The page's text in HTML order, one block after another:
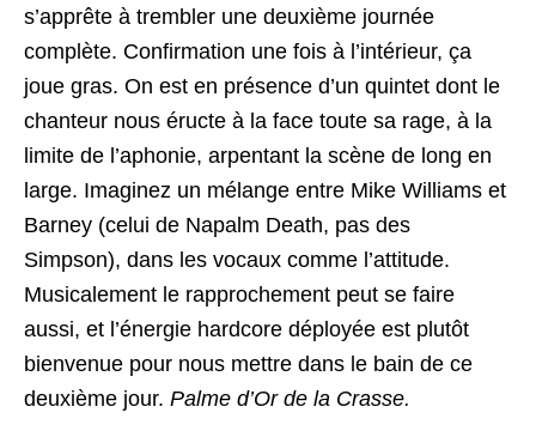
s’apprête à trembler une deuxième journée
complète. Confirmation une fois à l’intérieur, ça
joue gras. On est en présence d’un quintet dont le
chanteur nous éructe à la face toute sa rage, à la
limite de l’aphonie, arpentant la scène de long en
large. Imaginez un mélange entre Mike Williams et
Barney (celui de Napalm Death, pas des
Simpson), dans les vocaux comme l’attitude.
Musicalement le rapprochement peut se faire
aussi, et l’énergie hardcore déployée est plutôt
bienvenue pour nous mettre dans le bain de ce
deuxième jour. Palme d’Or de la Crasse.